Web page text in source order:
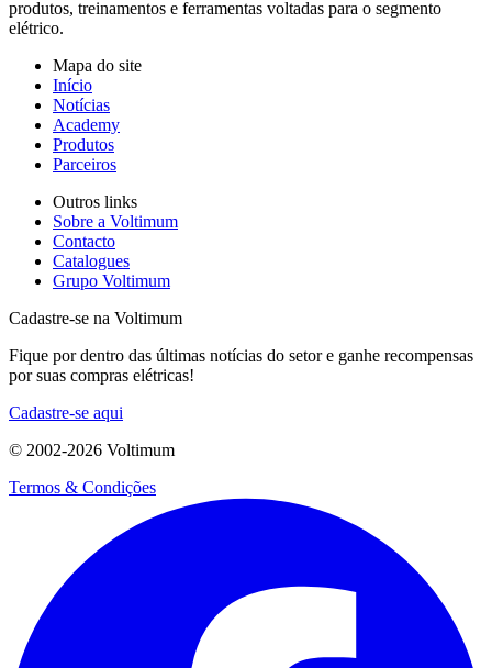
produtos, treinamentos e ferramentas voltadas para o segmento
elétrico.
Mapa do site
Início
Notícias
Academy
Produtos
Parceiros
Outros links
Sobre a Voltimum
Contacto
Catalogues
Grupo Voltimum
Cadastre-se na Voltimum
Fique por dentro das últimas notícias do setor e ganhe recompensas
por suas compras elétricas!
Cadastre-se aqui
© 2002-2026 Voltimum
Termos & Condições